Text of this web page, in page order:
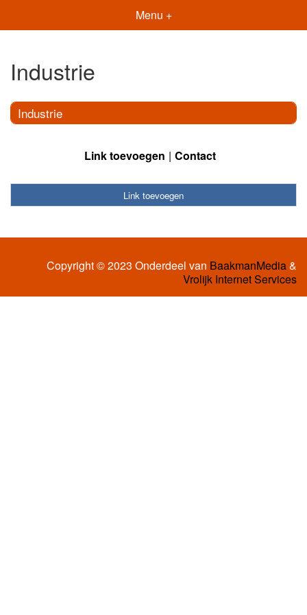
Menu +
Industrie
Industrie
Link toevoegen Contact
Link toevoegen
Copyright © 2023 Onderdeel van BaakmanMedia&
Vrolijk Internet Services